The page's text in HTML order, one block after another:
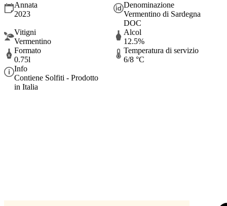
Annata
2023
Denominazione
Vermentino di Sardegna
DOC
Vitigni
Vermentino
Alcol
12.5%
Formato
0.75l
Temperatura di servizio
6/8 °C
Info
Contiene Solfiti - Prodotto
in Italia